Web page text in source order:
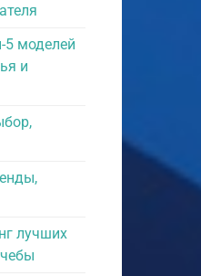
5 моделей
и
лучших